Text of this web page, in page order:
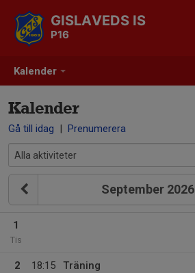
Kalender
GISLAVEDS IS
P16
Kalender
Gå till idag | Prenumerera
September 2026
1
Tis
2
18:15
Träning